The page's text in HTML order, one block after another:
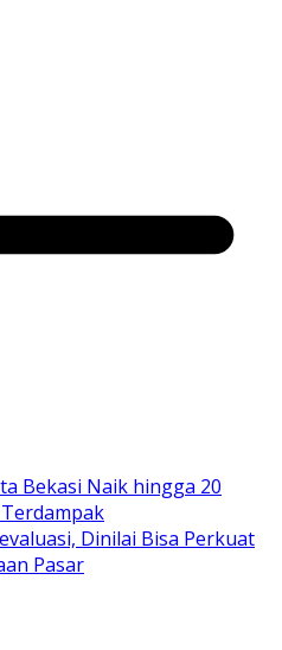
Bekasi Naik hingga 20
Dinilai Bisa Perkuat
Pasar